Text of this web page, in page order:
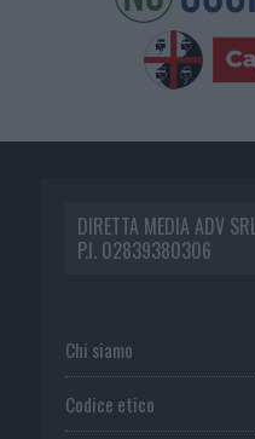
DIRETTA MEDIA ADV SRL
P.I. 02839380306
Chi siamo
Codice etico